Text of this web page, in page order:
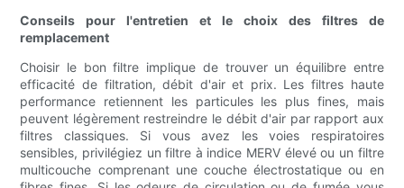
Conseils pour l'entretien et le choix des filtres de
remplacement
Choisir le bon filtre implique de trouver un équilibre entre
efficacité de filtration, débit d'air et prix. Les filtres haute
performance retiennent les particules les plus fines, mais
peuvent légèrement restreindre le débit d'air par rapport aux
filtres classiques. Si vous avez les voies respiratoires
sensibles, privilégiez un filtre à indice MERV élevé ou un filtre
multicouche comprenant une couche électrostatique ou en